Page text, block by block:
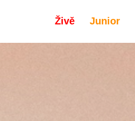
Živě Junior